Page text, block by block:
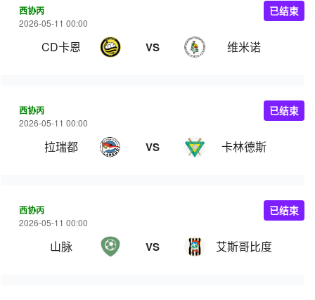
西协丙
2026-05-11 00:00
CD卡恩 VS 维米诺
已结束
西协丙
2026-05-11 00:00
拉瑞都 VS 卡林德斯
已结束
西协丙
2026-05-11 00:00
山脉 VS 艾斯哥比度
已结束